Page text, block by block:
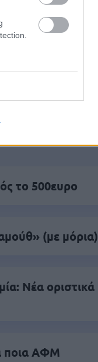
το 500ευρο
(με μόρια)
Νέα οριστικά
ποια ΑΦΜ